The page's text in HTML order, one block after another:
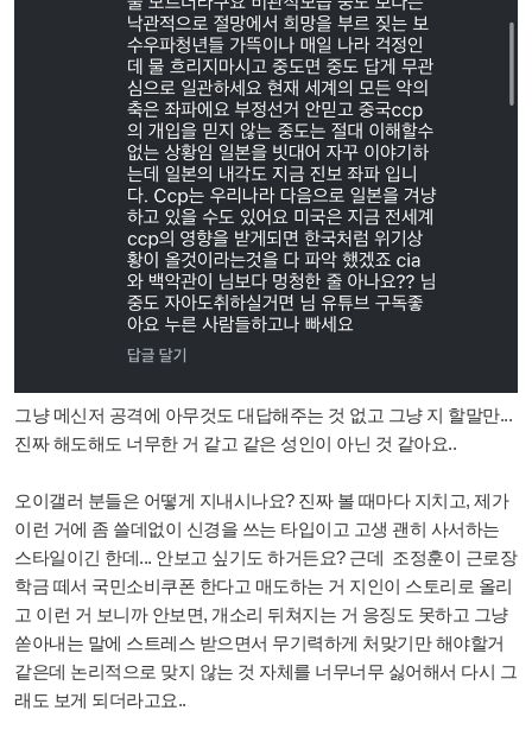
그냥 메신저 공격에 아무것도 대답해주는 것 없고 그냥 지 할말만...
진짜 해도해도 너무한 거 같고 같은 성인이 아닌 것 같아요..
오이갤러 분들은 어떻게 지내시나요? 진짜 볼 때마다 지치고, 제가
이런 거에 좀 쓸데없이 신경을 쓰는 타입이고 고생 괜히 사서하는
스타일이긴 한데... 안보고 싶기도 하거든요? 근데 조정훈이 근로장
학금 떼서 국민소비쿠폰 한다고 매도하는 거 지인이 스토리로 올리
고 이런 거 보니까 안보면, 개소리 뒤쳐지는 거 응징도 못하고 그냥
쏟아내는 말에 스트레스 받으면서 무기력하게 처맞기만 해야할거
같은데 논리적으로 맞지 않는 것 자체를 너무너무 싫어해서 다시 그
래도 보게 되더라고요..